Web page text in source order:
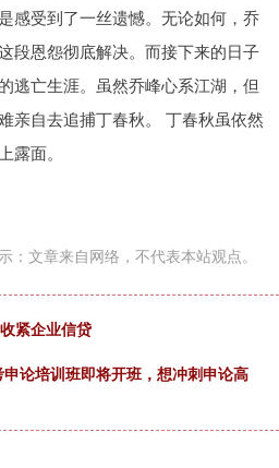
感受到了一丝遗憾。无论如何，乔
段恩怨彻底解决。而接下来的日子
逃亡生涯。虽然乔峰心系江湖，但
亲自去追捕丁春秋。 丁春秋虽依然
露面。
：文章来自网络，不代表本站观点。
紧企业信贷
论培训班即将开班，想冲刺申论高